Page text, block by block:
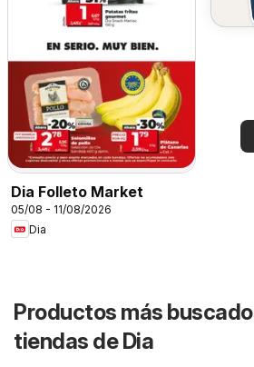
Dia Folleto Market
05/08 - 11/08/2026
Dia
Productos más
tiendas de Dia